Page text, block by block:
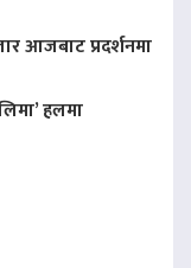
आजबाट प्रदर्शनमा
हलमा